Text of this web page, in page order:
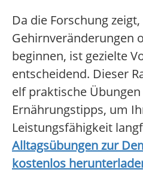
Da die Forschung zeigt,
Gehirnveränderungen
beginnen, ist gezielte
entscheidend. Dieser
elf praktische
Ernährungstipps, um
Leistungsfähigkeit
Alltagsübungen zur
kostenlos